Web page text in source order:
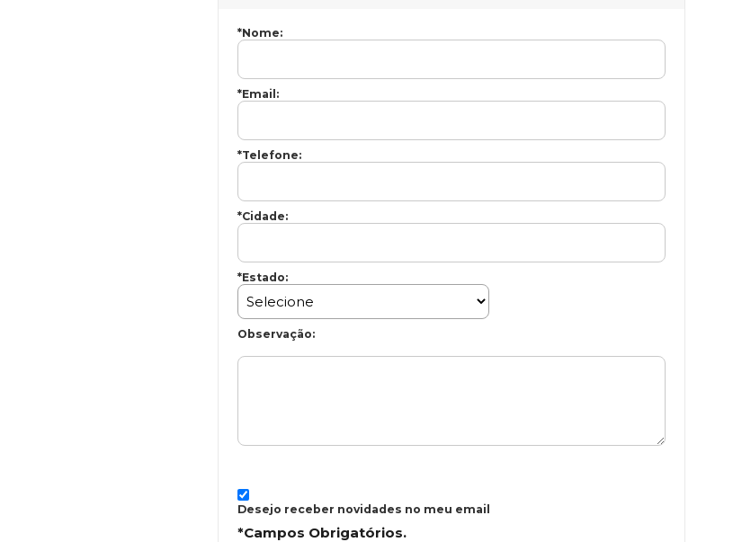
*Nome:
*Email:
*Telefone:
*Cidade:
*Estado:
Observação:
Desejo receber novidades no meu email
*Campos Obrigatórios.